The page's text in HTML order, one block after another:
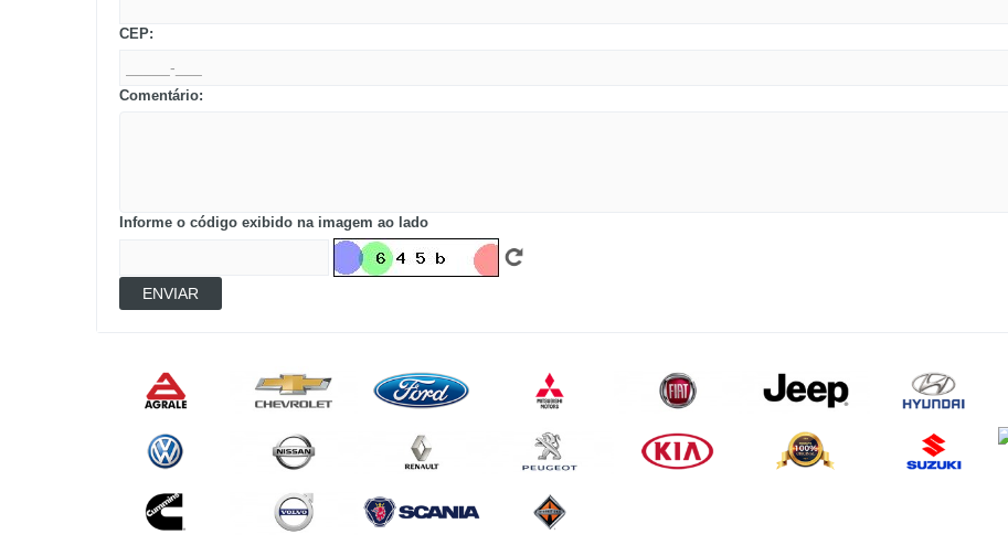
CEP:
Comentário:
Informe o código exibido na imagem ao lado
ENVIAR